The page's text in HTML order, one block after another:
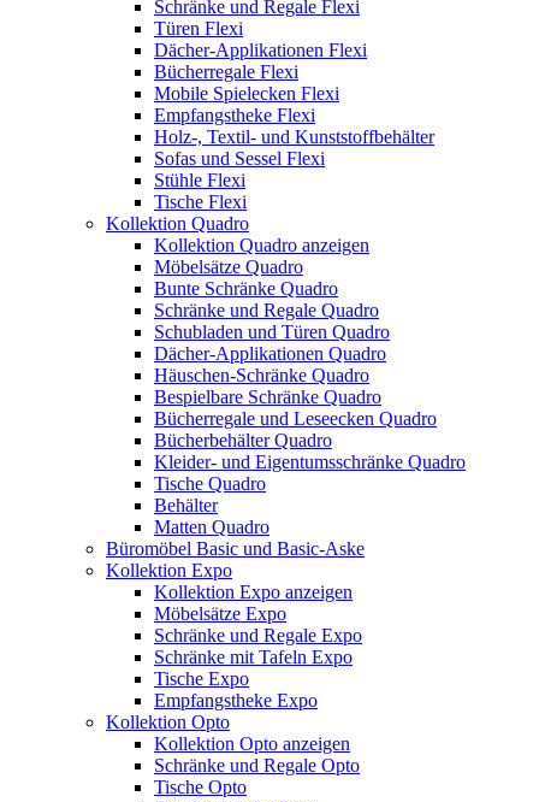
Schränke und Regale Flexi
Türen Flexi
Dächer-Applikationen Flexi
Bücherregale Flexi
Mobile Spielecken Flexi
Empfangstheke Flexi
Holz-, Textil- und Kunststoffbehälter
Sofas und Sessel Flexi
Stühle Flexi
Tische Flexi
Kollektion Quadro
Kollektion Quadro anzeigen
Möbelsätze Quadro
Bunte Schränke Quadro
Schränke und Regale Quadro
Schubladen und Türen Quadro
Dächer-Applikationen Quadro
Häuschen-Schränke Quadro
Bespielbare Schränke Quadro
Bücherregale und Leseecken Quadro
Bücherbehälter Quadro
Kleider- und Eigentumsschränke Quadro
Tische Quadro
Behälter
Matten Quadro
Büromöbel Basic und Basic-Aske
Kollektion Expo
Kollektion Expo anzeigen
Möbelsätze Expo
Schränke und Regale Expo
Schränke mit Tafeln Expo
Tische Expo
Empfangstheke Expo
Kollektion Opto
Kollektion Opto anzeigen
Schränke und Regale Opto
Tische Opto